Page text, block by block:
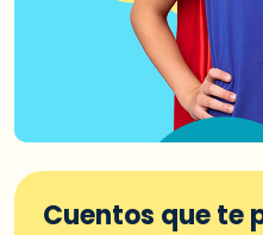
Cuentos que te